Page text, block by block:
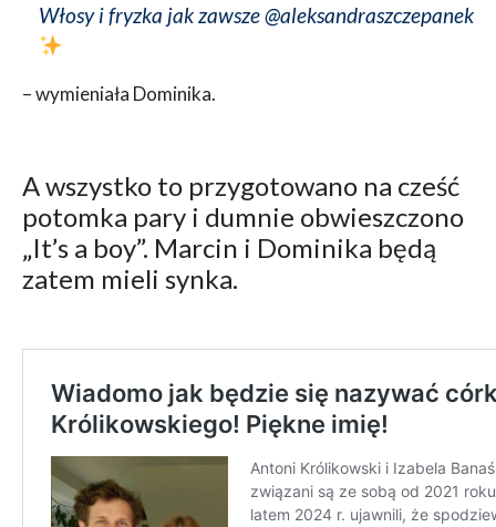
Włosy i fryzka jak zawsze @aleksandraszczepanek
– wymieniała Dominika.
A wszystko to przygotowano na cześć
potomka pary i dumnie obwieszczono
„It’s a boy”. Marcin i Dominika będą
zatem mieli synka.